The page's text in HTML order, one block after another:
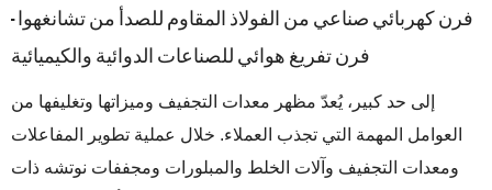
فرن كهربائي صناعي من الفولاذ المقاوم للصدأ من تشانغهوا -
فرن تفريغ هوائي للصناعات الدوائية والكيميائية
إلى حد كبير، يُعدّ مظهر معدات التجفيف وميزاتها وتغليفها من
العوامل المهمة التي تجذب العملاء. خلال عملية تطوير المفاعلات
ومعدات التجفيف وآلات الخلط والمبلورات ومجففات نوتشه ذات